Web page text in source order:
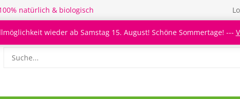
natürlich & biologisch
wieder ab Samstag 15. August! Schöne Sommertage! ---